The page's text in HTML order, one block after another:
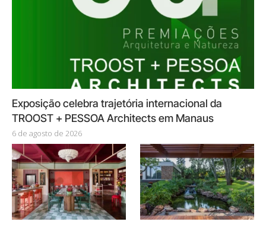
Exposição celebra trajetória internacional da
TROOST + PESSOA Architects em Manaus
6 de agosto de 2026